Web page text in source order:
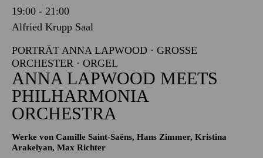
19:00 - 21:00
Alfried Krupp Saal
PORTRÄT ANNA LAPWOOD · GROSSE O
RCHESTER · ORGEL
ANNA LAPWOOD MEETS
PHILHARMONIA
ORCHESTRA
Werke von Camille Saint-Saëns, Hans Zimmer, Kristina
Arakelyan, Max Richter